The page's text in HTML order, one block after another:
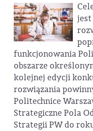
funkcjonowania
obszarze
kolejnej edycji
rozwiązania
Politechnice
Strategiczne Pola
Strategii PW do